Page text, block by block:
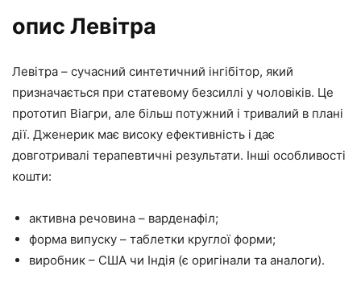
опис Левітра
Левітра – сучасний синтетичний інгібітор, який
призначається при статевому безсиллі у чоловіків. Це
прототип Віагри, але більш потужний і тривалий в плані
дії. Дженерик має високу ефективність і дає
довготривалі терапевтичні результати. Інші особливості
кошти:
активна речовина – варденафіл;
форма випуску – таблетки круглої форми;
виробник – США чи Індія (є оригінали та аналоги).